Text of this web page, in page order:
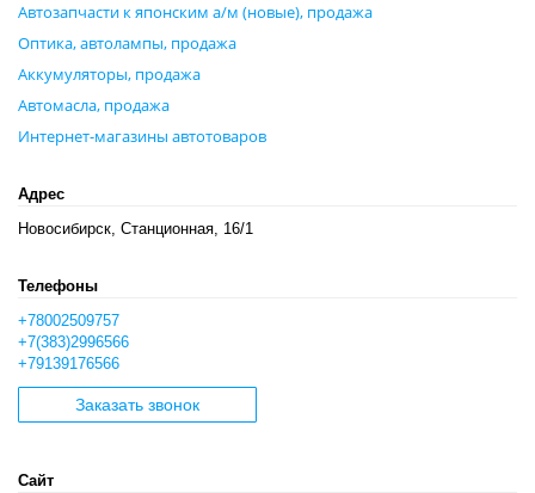
Автозапчасти к японским а/м (новые), продажа
Оптика, автолампы, продажа
Аккумуляторы, продажа
Автомасла, продажа
Интернет-магазины автотоваров
Адрес
Новосибирск, Станционная, 16/1
Телефоны
+78002509757
+7(383)2996566
+79139176566
Заказать звонок
Сайт